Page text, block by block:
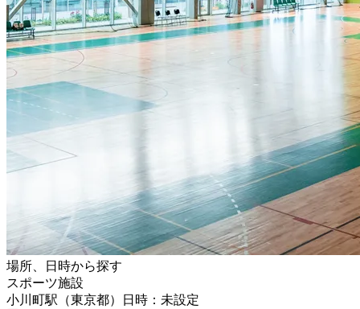
場所、日時から探す
スポーツ施設
小川町駅（東京都）
日時：未設定